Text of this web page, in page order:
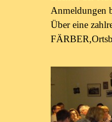
Anmeldungen
Über eine